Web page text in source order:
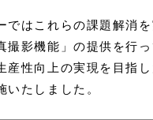
ではこれらの課題解消
撮影機能」の提供を行
産性向上の実現を目指
いたしました。